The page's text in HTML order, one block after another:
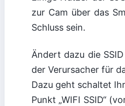
zur Cam über das
Schluss sein.
Ändert dazu die
der Verursacher für
Dazu geht schaltet
Punkt „WIFI SSID“